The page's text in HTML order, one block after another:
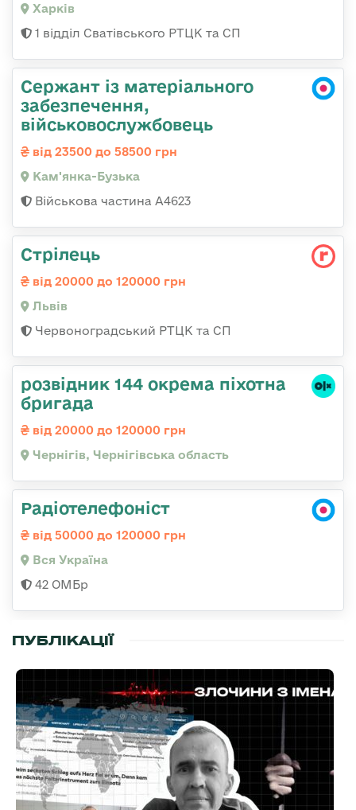
Харків
1 відділ Сватівського РТЦК та СП
Сержант із матеріального
забезпечення,
військовослужбовець
від 23500 до 58500 грн
Кам'янка-Бузька
Військова частина А4623
Стрілець
від 20000 до 120000 грн
Львів
Червоноградський РТЦК та СП
розвідник 144 окрема піхотна
бригада
від 20000 до 120000 грн
Чернігів, Чернігівська область
Радіотелефоніст
від 50000 до 120000 грн
Вся Україна
42 ОМБр
ПУБЛІКАЦІЇ